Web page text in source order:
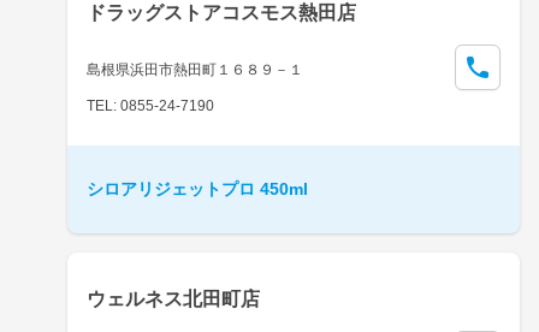
ドラッグストアコスモス熱田店
島根県浜田市熱田町１６８９－１
TEL: 0855-24-7190
シロアリジェットプロ 450ml
ウェルネス北田町店